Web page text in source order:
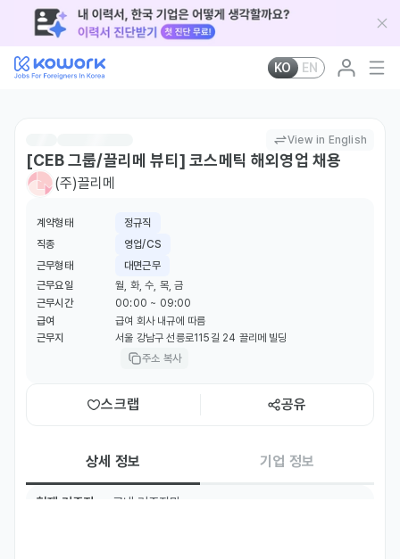
KO EN
View in English
[CEB 그룹/끌리메 뷰티] 코스메틱 해외영업 채용
(주)끌리메
계약형태
정규직
직종
영업/CS
근무형태
대면근무
근무요일
월, 화, 수, 목, 금
근무시간
00:00 ~ 09:00
급여
급여 회사 내규에 따름
근무지
서울 강남구 선릉로115길 24 끌리메 빌딩
주소 복사
스크랩 공유
상세 정보 기업 정보
현재 거주지 국내 거주자만